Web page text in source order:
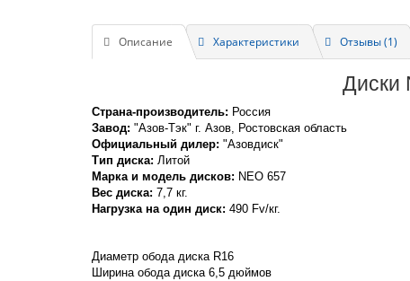
Описание Характеристики Отзывы (1)
Диски
Страна-производитель: Россия
Завод: "Азов-Тэк" г. Азов, Ростовская область
Официальный дилер: "Азовдиск"
Тип диска: Литой
Марка и модель дисков: NEO 657
Вес диска: 7,7 кг.
Нагрузка на один диск: 490 Fv/кг.
Диаметр обода диска R16
Ширина обода диска 6,5 дюймов